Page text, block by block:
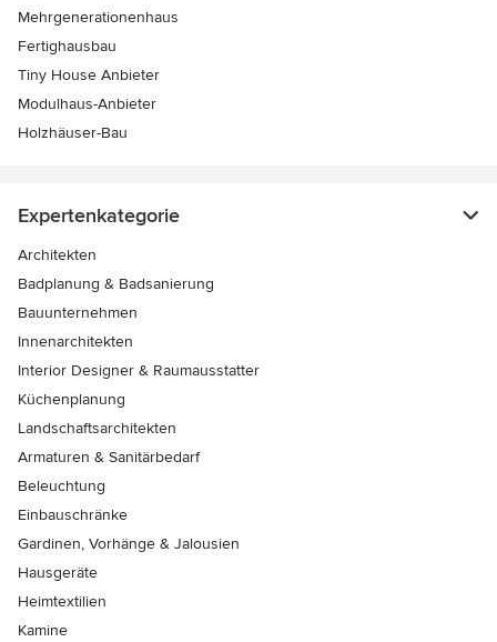
Mehrgenerationenhaus
Fertighausbau
Tiny House Anbieter
Modulhaus-Anbieter
Holzhäuser-Bau
Expertenkategorie
Architekten
Badplanung & Badsanierung
Bauunternehmen
Innenarchitekten
Interior Designer & Raumausstatter
Küchenplanung
Landschaftsarchitekten
Armaturen & Sanitärbedarf
Beleuchtung
Einbauschränke
Gardinen, Vorhänge & Jalousien
Hausgeräte
Heimtextilien
Kamine